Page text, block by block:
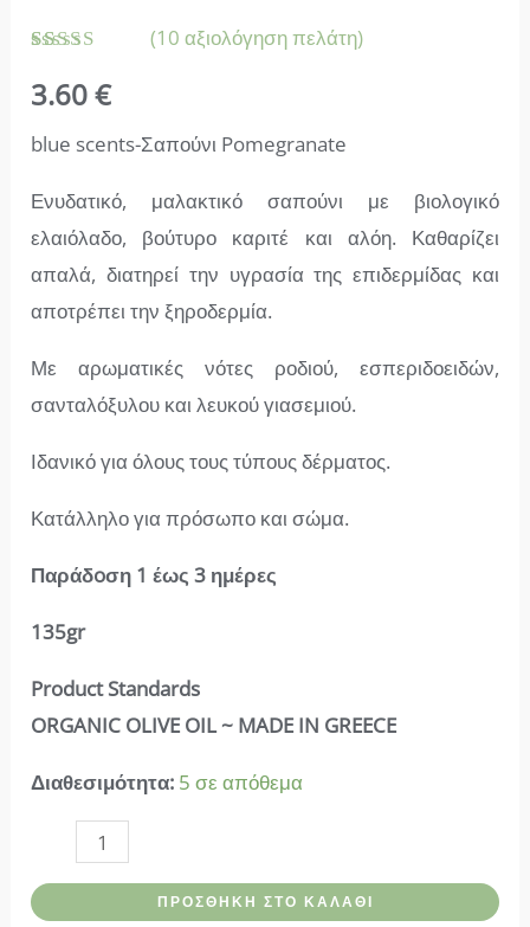
με4.50
από 5 με
βαθμολογία
(10 αξιολόγηση πελάτη)
3.60€
blue scents-Σαπούνι Pomegranate
Ενυδατικό, μαλακτικό σαπούνι με βιολογικό
ελαιόλαδο, βούτυρο καριτέ και αλόη. Καθαρίζει
απαλά, διατηρεί την υγρασία της επιδερμίδας και
αποτρέπει την ξηροδερμία.
Με αρωματικές νότες ροδιού, εσπεριδοειδών,
σανταλόξυλου και λευκού γιασεμιού.
Ιδανικό για όλους τους τύπους δέρματος.
Κατάλληλο για πρόσωπο και σώμα.
Παράδoση 1 έως 3 ημέρες
135gr
Product Standards
ORGANIC OLIVE OIL ~ MADE IN GREECE
Διαθεσιμότητα: 5 σε απόθεμα
Σαπούνι
ΠΡΟΣΘΉΚΗ ΣΤΟ ΚΑΛΆΘΙ